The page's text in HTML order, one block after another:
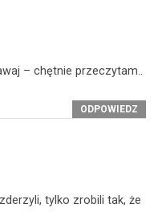
– chętnie przeczytam..
ODPOWIEDZ
tylko zrobili tak, że